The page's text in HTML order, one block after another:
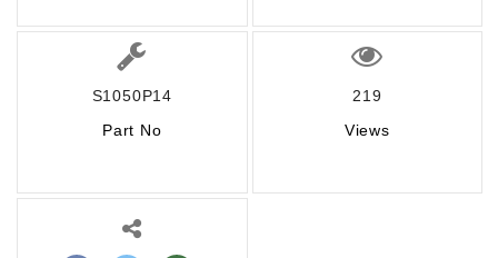
S1050P14
Part No
219
Views